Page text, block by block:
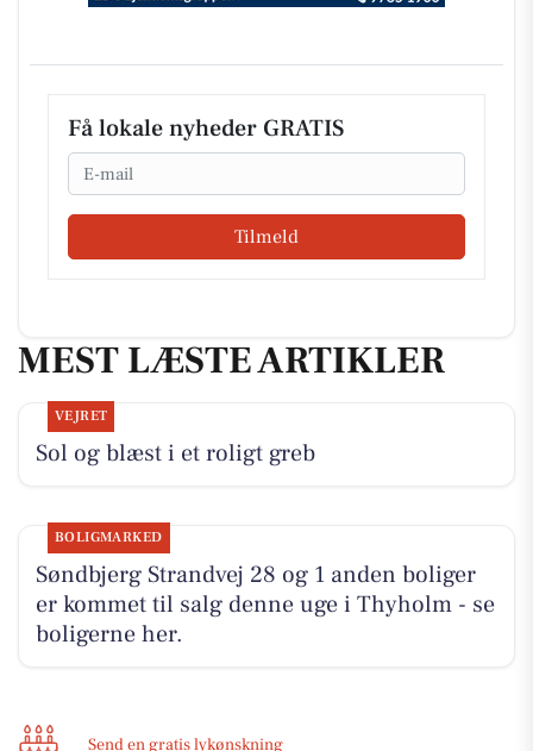
Få lokale nyheder GRATIS
Email
Tilmeld
MEST LÆSTE ARTIKLER
VEJRET
Sol og blæst i et roligt greb
BOLIGMARKED
Søndbjerg Strandvej 28 og 1 anden boliger
er kommet til salg denne uge i Thyholm - se
boligerne her.
Send en gratis lykønskning